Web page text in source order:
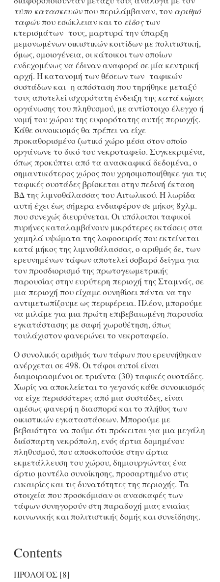
τύπο κατασκευώνπου περιλάμβαναν, τον αριθμό
ταφώνπου εσώκλειαν και το είδοςτων
κτερισμάτων τους, μαρτυρά την ύπαρξη
μεμονωμένων οικιστικών κοιτίδων με πολιτιστική,
όμως, ομοιογένεια, οι κάτοικοι των οποίων
ενδεχομένως να έδιναν αναφορά σε μία κεντρική
αρχή. Η κατανομή των θέσεων των ταφικών
συστάδων και η απόσταση που τηρήθηκε μεταξύ
τους αποτελεί ισχυρότατη ένδειξη της κατά κώμας
οργάνωσης του πληθυσμού, με αντίστοιχο έλεγχο ή
νομή του χώρου της ευφορότατης αυτής περιοχής.
Κάθε συνοικισμός θα πρέπει να είχε
προκαθορισμένο ζωτικό χώρο μέσα στον οποίο
οργάνωνε το δικό του νεκροταφείο. Συγκεκριμένα,
όπως προκύπτει από τα ανασκαφικά δεδομένα, ο
σημαντικότερος χώρος που χρησιμοποιήθηκε για τις
ταφικές συστάδες βρίσκεται στην πεδινή έκταση
ΒΔ της λιμνοθάλασσας του Αιτωλικού. Η λωρίδα
αυτή έχει έως σήμερα ενδιαφέρον σε μήκος 8χλμ.
που συνεχώς διευρύνεται. Οι υπόλοιποι ταφικοί
πυρήνες καταλαμβάνουν μικρότερες εκτάσεις στα
χαμηλά υψώματα της λοφοσειράς που εκτείνεται
κατά μήκος της λιμνοθάλασσας, ο αριθμός δε, των
ερευνημένων τάφων αποτελεί σοβαρό δείγμα για
τον προσδιορισμό της πρωτογεωμετρικής
παρουσίας στην ευρύτερη περιοχή της Σταμνάς, σε
μια περιοχή που είχαμε συνηθίσει πάντα να την
αντιμετωπίζουμε ως περιφέρεια. Πλέον, μπορούμε
να μιλάμε για μια πρώτη επιβεβαιωμένη παρουσία
εγκατάστασης με σαφή χωροθέτηση, όπως
τουλάχιστον φανερώνει το νεκροταφείο.
Ο συνολικός αριθμός των τάφων που ερευνήθηκαν
ανέρχεται σε 498. Οι τάφοι αυτοί είναι
διαμοιρασμένοι σε τριάντα (30) ταφικές συστάδες.
Χωρίς να αποκλείεται το γεγονός κάθε συνοικισμός
να είχε περισσότερες από μια συστάδες, είναι
αμέσως φανερή η διασπορά και το πλήθος των
οικιστικών εγκαταστάσεων. Μπορούμε με
βεβαιότητα να πούμε ότι πρόκειται για μια μεγάλη
διάσπαρτη νεκρόπολη, ενός άρτια δομημένου
πληθυσμού, που αποσκοπούσε στην άρτια
εκμετάλλευση του χώρου, δημιουργώντας ένα
άρτιο μοντέλο συνοίκησης, προσαρτημένο στις
ευκαιρίες και τις δυνατότητες της περιοχής. Τα
στοιχεία που προσκόμισαν οι ανασκαφές των
τάφων συνηγορούν στη παραδοχή μιας ενιαίας
κοινωνικής και πολιτιστικής δομής και συνείδησης.
Contents
ΠΡΟΛΟΓΟΣ [8]